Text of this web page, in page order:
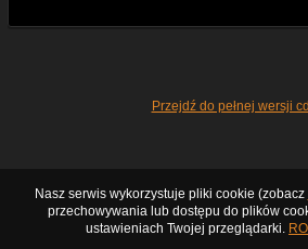
Przejdź do pełnej wersji
Nasz serwis wykorzystuje pliki cookie (zobacz
przechowywania lub dostępu do plików
ustawieniach Twojej przeglądarki.